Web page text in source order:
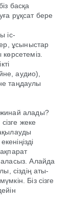
басқа
рұқсат бере
іс-
ұсыныстар
аудио),
таңдаулы
алады?
жеке
Алайда
сіздің аты-
Біз сізге